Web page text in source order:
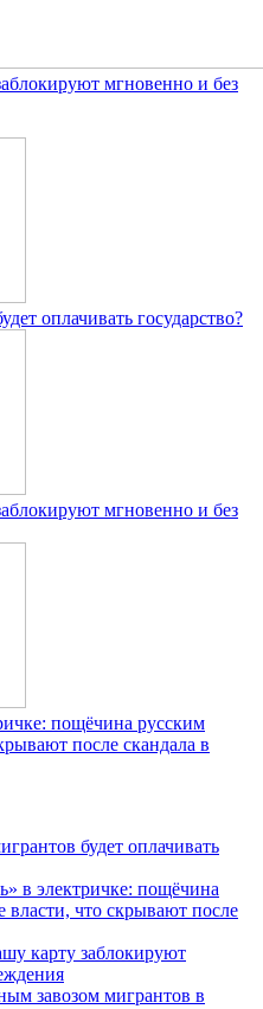
мгновенно и без
оплачивать государство?
мгновенно и без
пощёчина русским
после скандала в
будет оплачивать
в электричке: пощёчина
власти, что скрывают после
карту заблокируют
завозом мигрантов в